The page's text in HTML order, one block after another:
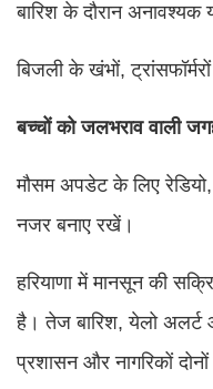
बारिश के दौरान अनावश्यक
बिजली के खंभों,
बच्चों को जलभराव वाली
मौसम अपडेट के लिए रेडियो,
नजर बनाए रखें।
हरियाणा में मानसून की
है। तेज बारिश, येलो
प्रशासन और नागरिकों